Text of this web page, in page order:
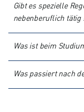
Gibt es spezielle
nebenberuflich tätig
Was ist beim
Was passiert nach